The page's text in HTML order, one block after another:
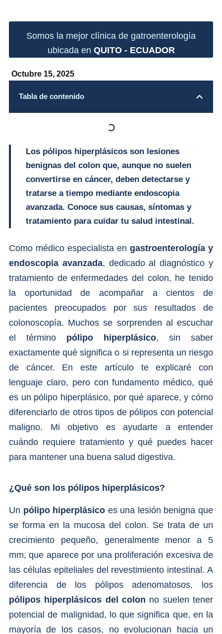
Somos la mejor clínica de gatroenterología
ubicada en QUITO - ECUADOR
Octubre 15, 2025
Tabla de contenido
Los pólipos hiperplásicos son lesiones
benignas del colon que, aunque no suelen
convertirse en cáncer, deben detectarse y
tratarse a tiempo mediante endoscopia
avanzada. Conoce sus causas, síntomas y
tratamiento para cuidar tu salud intestinal.
Como médico especialista en gastroenterología y
endoscopia avanzada, dedicado al diagnóstico y
tratamiento de enfermedades del colon, he tenido
la oportunidad de acompañar a cientos de
pacientes preocupados por sus resultados de
colonoscopía. Muchos se sorprenden al escuchar
el término pólipo hiperplásico, sin saber
exactamente qué significa o si representa un riesgo
de cáncer. En este artículo te explicaré con
lenguaje claro, pero con fundamento médico, qué
es un pólipo hiperplásico, por qué aparece, y cómo
diferenciarlo de otros tipos de pólipos con potencial
maligno. Mi objetivo es ayudarte a entender
cuándo requiere tratamiento y qué puedes hacer
para mantener una buena salud digestiva.
¿Qué son los pólipos hiperplásicos?
Un pólipo hiperplásico es una lesión benigna que
se forma en la mucosa del colon. Se trata de un
crecimiento pequeño, generalmente menor a 5
mm, que aparece por una proliferación excesiva de
las células epiteliales del revestimiento intestinal. A
diferencia de los pólipos adenomatosos, los
pólipos hiperplásicos del colon no suelen tener
potencial de malignidad, lo que significa que, en la
mayoría de los casos, no evolucionan hacia un